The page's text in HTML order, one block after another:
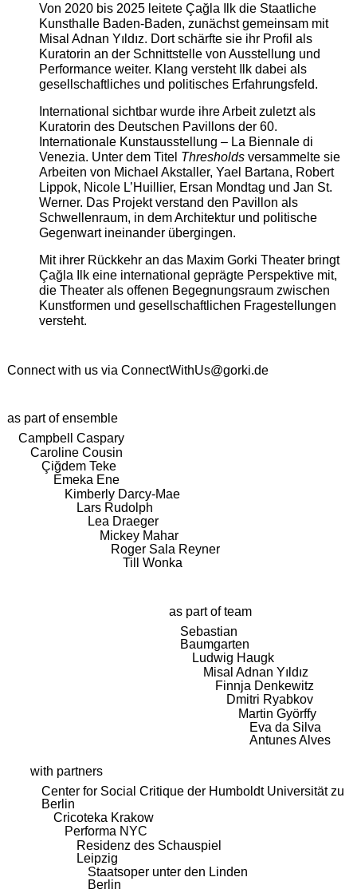
Von 2020 bis 2025 leitete Çağla Ilk die Staatliche
Kunsthalle Baden-Baden, zunächst gemeinsam mit
Misal Adnan Yıldız. Dort schärfte sie ihr Profil als
Kuratorin an der Schnittstelle von Ausstellung und
Performance weiter. Klang versteht Ilk dabei als
gesellschaftliches und politisches Erfahrungsfeld.
International sichtbar wurde ihre Arbeit zuletzt als
Kuratorin des Deutschen Pavillons der 60.
Internationale Kunstausstellung – La Biennale di
Venezia. Unter dem Titel Thresholdsversammelte sie
Arbeiten von Michael Akstaller, Yael Bartana, Robert
Lippok, Nicole L’Huillier, Ersan Mondtag und Jan St.
Werner. Das Projekt verstand den Pavillon als
Schwellenraum, in dem Architektur und politische
Gegenwart ineinander übergingen.
Mit ihrer Rückkehr an das Maxim Gorki Theater bringt
Çağla Ilk eine international geprägte Perspektive mit,
die Theater als offenen Begegnungsraum zwischen
Kunstformen und gesellschaftlichen Fragestellungen
versteht.
Connect with us via ConnectWithUs@gorki.de
as part of ensemble
Campbell Caspary
Caroline Cousin
Çiğdem Teke
Emeka Ene
Kimberly Darcy-Mae
Lars Rudolph
Lea Draeger
Mickey Mahar
Roger Sala Reyner
Till Wonka
as part of team
Sebastian
Baumgarten
Ludwig Haugk
Misal Adnan Yıldız
Finnja Denkewitz
Dmitri Ryabkov
Martin Györffy
Eva da Silva
Antunes Alves
with partners
Center for Social Critique der Humboldt Universität zu
Berlin
Cricoteka Krakow
Performa NYC
Residenz des Schauspiel
Leipzig
Staatsoper unter den Linden
Berlin